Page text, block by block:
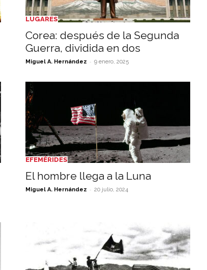
LUGARES
Corea: después de la Segunda
Guerra, dividida en dos
Miguel A. Hernández - 9 enero, 2025
EFEMÉRIDES
El hombre llega a la Luna
Miguel A. Hernández - 20 julio, 2024